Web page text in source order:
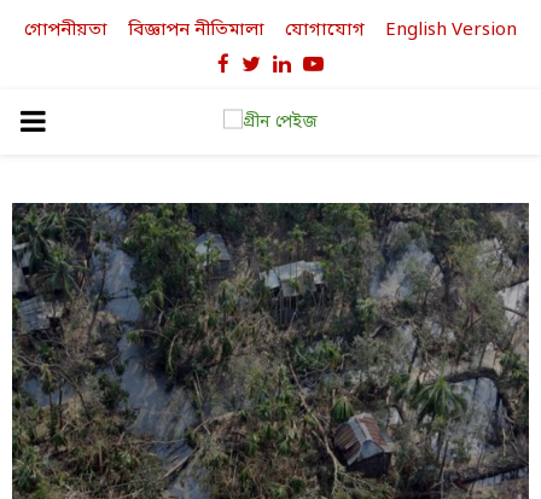
গোপনীয়তা বিজ্ঞাপন নীতিমালা যোগাযোগ English Version
Facebook
TwitterLinkedinYoutube
PRIMARY